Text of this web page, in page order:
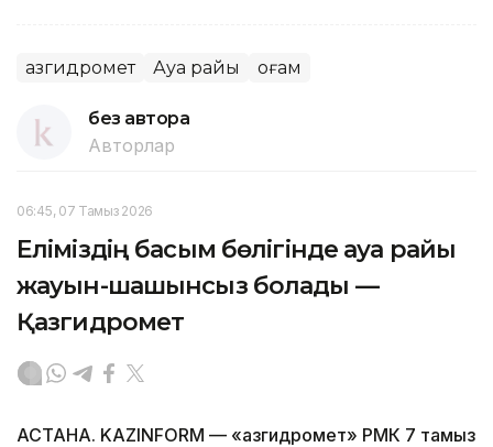
Қазгидромет Ауа райы Қоғам
без автора
Авторлар
06:45, 07 Тамыз 2026
Еліміздің басым бөлігінде ауа райы
жауын-шашынсыз болады —
Қазгидромет
АСТАНА. KAZINFORM — «Қазгидромет» РМК 7 тамыз